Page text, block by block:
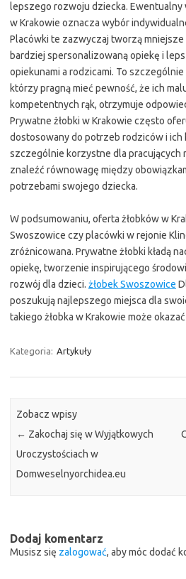
lepszego rozwoju dziecka. Ewentualny
w Krakowie oznacza wybór
Placówki te zazwyczaj tworzą
bardziej spersonalizowaną opiekę i
opiekunami a rodzicami. To
którzy pragną mieć pewność, że ich
kompetentnych rąk, otrzymuje
Prywatne żłobki w Krakowie często
dostosowany do potrzeb rodziców i ich
szczególnie korzystne dla pracujących
znaleźć równowagę między
potrzebami swojego dziecka.
W podsumowaniu, oferta żłobków w
Swoszowice czy placówki w rejonie
zróżnicowana. Prywatne żłobki kładą
opiekę, tworzenie inspirującego
rozwój dla dzieci. żłobek Swoszowice
poszukują najlepszego miejsca dla
takiego żłobka w Krakowie może
Kategoria: Artykuły
Zobacz wpisy
← Zakochaj się w Wyjątkowych
Uroczystościach w
Domweselnyorchidea.eu
Dodaj komentarz
Musisz się zalogować, aby móc dodać